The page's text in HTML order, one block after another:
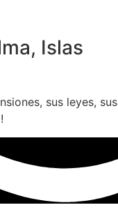
Islas
sus leyes, sus